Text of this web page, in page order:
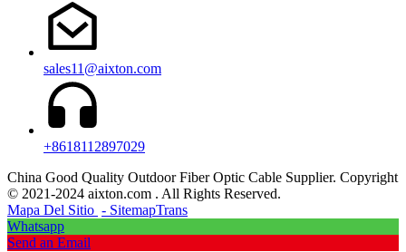
sales11@aixton.com
+8618112897029
China Good Quality Outdoor Fiber Optic Cable Supplier. Copyright
© 2021-2024 aixton.com . All Rights Reserved.
Mapa Del Sitio - SitemapTrans
Whatsapp
Send an Email